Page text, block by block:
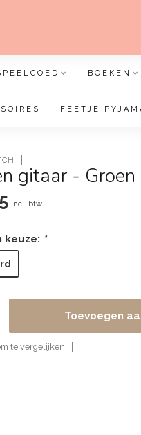
BOEKEN
FEETJE
gitaar -
Incl. btw
keuze: *
Toevoegen
te vergelijken